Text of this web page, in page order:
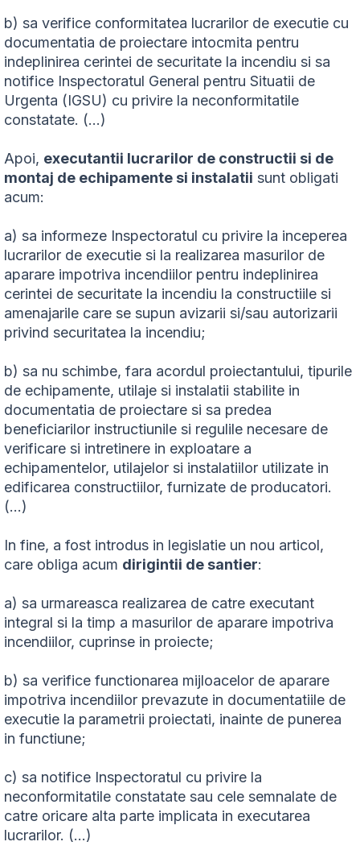
b) sa verifice conformitatea lucrarilor de executie cu
documentatia de proiectare intocmita pentru
indeplinirea cerintei de securitate la incendiu si sa
notifice Inspectoratul General pentru Situatii de
Urgenta (IGSU) cu privire la neconformitatile
constatate. (...)
Apoi, executantii lucrarilor de constructii si de
montaj de echipamente si instalatii sunt obligati
acum:
a) sa informeze Inspectoratul cu privire la inceperea
lucrarilor de executie si la realizarea masurilor de
aparare impotriva incendiilor pentru indeplinirea
cerintei de securitate la incendiu la constructiile si
amenajarile care se supun avizarii si/sau autorizarii
privind securitatea la incendiu;
b) sa nu schimbe, fara acordul proiectantului, tipurile
de echipamente, utilaje si instalatii stabilite in
documentatia de proiectare si sa predea
beneficiarilor instructiunile si regulile necesare de
verificare si intretinere in exploatare a
echipamentelor, utilajelor si instalatiilor utilizate in
edificarea constructiilor, furnizate de producatori.
(...)
In fine, a fost introdus in legislatie un nou articol,
care obliga acum dirigintii de santier:
a) sa urmareasca realizarea de catre executant
integral si la timp a masurilor de aparare impotriva
incendiilor, cuprinse in proiecte;
b) sa verifice functionarea mijloacelor de aparare
impotriva incendiilor prevazute in documentatiile de
executie la parametrii proiectati, inainte de punerea
in functiune;
c) sa notifice Inspectoratul cu privire la
neconformitatile constatate sau cele semnalate de
catre oricare alta parte implicata in executarea
lucrarilor. (…)